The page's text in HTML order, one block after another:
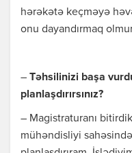
hərəkətə keçməyə
onu dayandırmaq
– Təhsilinizi başa
planlaşdırırsınız?
– Magistraturanı
mühəndisliyi